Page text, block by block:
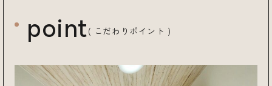
point( こだわりポイント )